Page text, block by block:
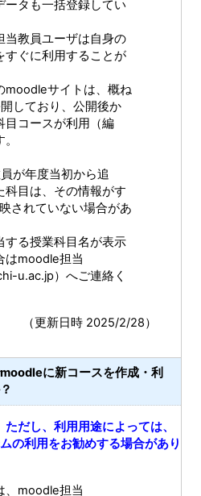
ータも一括登録してい
当教員ユーザは自身の
すぐに利用することが
moodleサイトは、概ね
しており、公開後か
目コースが利用（編
が年度当初から追
科目は、その情報がす
されていない場合があ
する授業科目名が表示
はmoodle担当
u.ac.jp）へご連絡く
（更新日時 2025/2/28）
に新コースを作成・利
だし、利用用途によっては、
の利用をお勧めする場合があり
、moodle担当